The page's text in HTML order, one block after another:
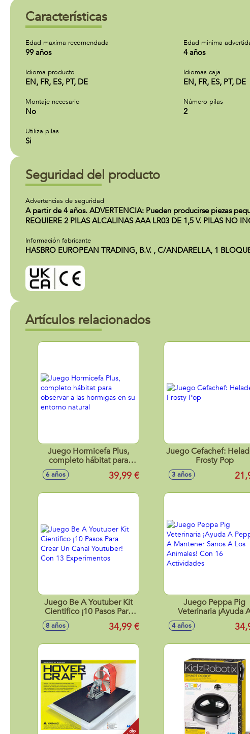
Características
Edad maxima recomendada
99 años
Edad minima
4 años
Idioma producto
EN, FR, ES, PT, DE
Idiomas caja
EN, FR, ES, PT, DE
Montaje necesario
No
Número pilas
2
Utiliza pilas
Si
Seguridad del producto
Advertencias de seguridad
A partir de 4 años. ADVERTENCIA: Pueden producirse piezas
REQUIERE 2 PILAS ALCALINAS AAA LR03 DE 1,5 V. PILAS NO
Información fabricante
HASBRO EUROPEAN TRADING, B.V. , C/ANDARELLA, 1
Artículos relacionados
Juego Hormicefa Plus,
completo hábitat para
observar a las hormigas en
su entorno natural
6 años 39,99 €
Juego Cefachef:
Frosty Pop
3 años
Juego Be A Youtuber Kit
Cientifico ¡10 Pasos Para
Crear Un Canal Youtuber!
Con 13 Experimentos
8 años 34,99 €
Juego Peppa Pig
Veterinaria ¡Ayuda
Peppa A Mantener
A Los Animales! Con
4 años